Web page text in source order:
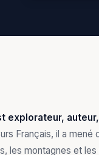
explorateur,
Français, il a
les montagnes et les